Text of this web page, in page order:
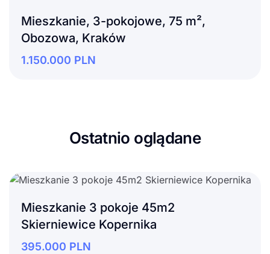
Mieszkanie, 3-pokojowe, 75 m²,
Obozowa, Kraków
1.150.000 PLN
Ostatnio oglądane
Mieszkanie 3 pokoje 45m2
Skierniewice Kopernika
395.000 PLN